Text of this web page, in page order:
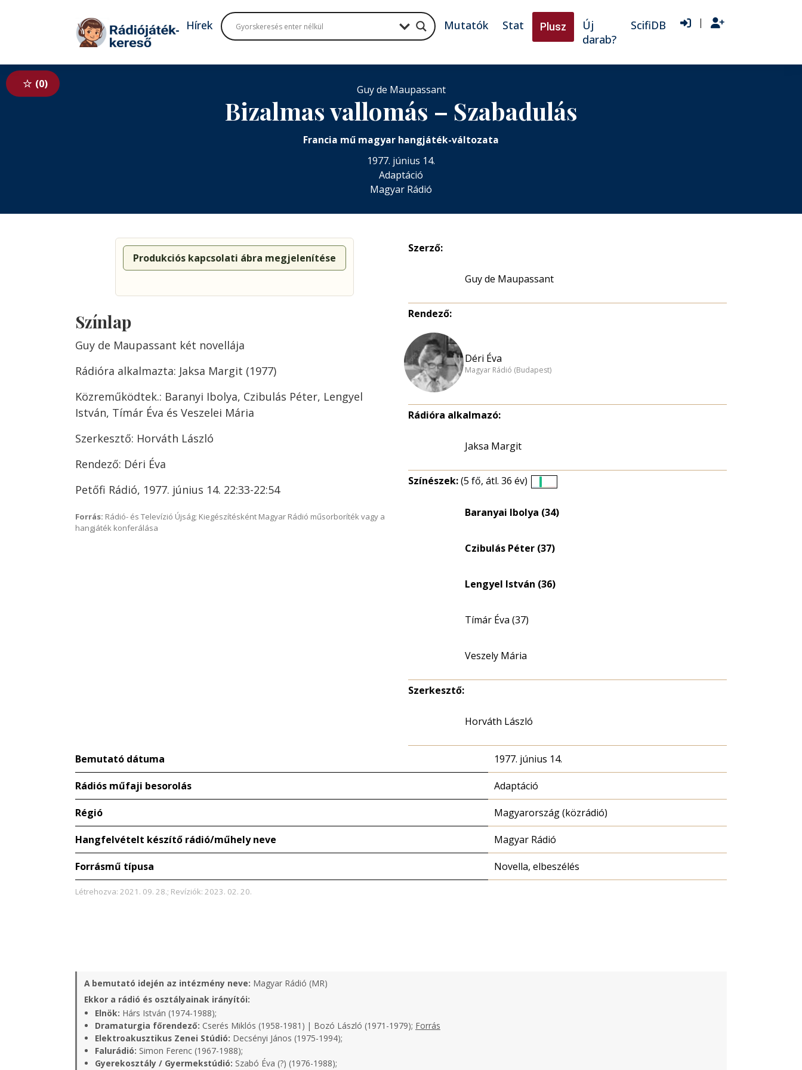
Tovább a tartalomhoz
Hírek Mutatók Stat Plusz
Új
darab?
ScifiDB |
0 Guy de Maupassant
Bizalmas vallomás – Szabadulás
Francia mű magyar hangjáték-változata
1977. június 14.
Adaptáció
Magyar Rádió
Produkciós kapcsolati ábra megjelenítése
Színlap
Guy de Maupassant két novellája
Rádióra alkalmazta: Jaksa Margit (1977)
Közreműködtek.: Baranyi Ibolya, Czibulás Péter, Lengyel
István, Tímár Éva és Veszelei Mária
Szerkesztő: Horváth László
Rendező: Déri Éva
Petőfi Rádió, 1977. június 14. 22:33-22:54
Forrás: Rádió- és Televízió Újság; Kiegészítésként Magyar Rádió műsorboríték vagy a
hangjáték konferálása
Szerző:
Guy de Maupassant
Rendező:
Déri Éva
Magyar Rádió (Budapest)
Rádióra alkalmazó:
Jaksa Margit
Színészek:(5 fő, átl. 36 év)
eloszlás
Baranyai Ibolya (34)
Czibulás Péter (37)
Lengyel István (36)
Tímár Éva (37)
Veszely Mária
Szerkesztő:
Horváth László
Bemutató dátuma 1977. június 14.
Rádiós műfaji besorolás Adaptáció
Régió Magyarország (közrádió)
Hangfelvételt készítő rádió/műhely neve Magyar Rádió
Forrásmű típusa Novella, elbeszélés
Létrehozva: 2021. 09. 28.; Revíziók: 2023. 02. 20.
A bemutató idején az intézmény neve: Magyar Rádió (MR)
Ekkor a rádió és osztályainak irányítói:
Elnök: Hárs István (1974-1988);
Dramaturgia főrendező: Cserés Miklós (1958-1981) | Bozó László (1971-1979); Forrás
Elektroakusztikus Zenei Stúdió: Decsényi János (1975-1994);
Falurádió: Simon Ferenc (1967-1988);
Gyerekosztály / Gyermekstúdió: Szabó Éva (?) (1976-1988);